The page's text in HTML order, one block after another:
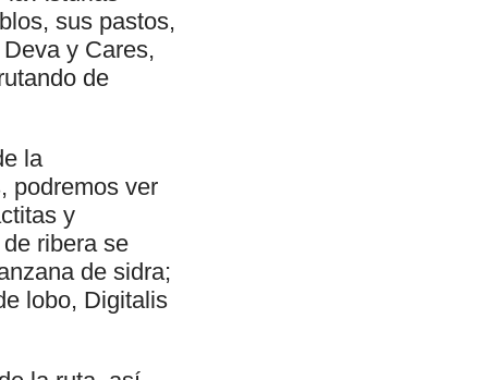
sus pastos,
y Cares,
de
la
podremos ver
y
ribera se
de sidra;
lobo, Digitalis